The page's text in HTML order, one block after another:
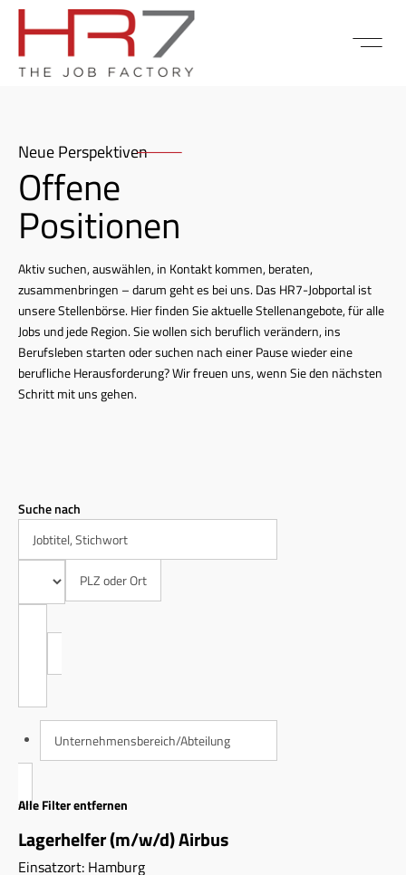
Neue Perspektiven
Offene
Positionen
Aktiv suchen, auswählen, in Kontakt kommen, beraten,
zusammenbringen – darum geht es bei uns. Das HR7-Jobportal ist
unsere Stellenbörse. Hier finden Sie aktuelle Stellenangebote, für alle
Jobs und jede Region. Sie wollen sich beruflich verändern, ins
Berufsleben starten oder suchen nach einer Pause wieder eine
berufliche Herausforderung? Wir freuen uns, wenn Sie den nächsten
Schritt mit uns gehen.
Suche nach
PLZ oder Ort
Alle Filter entfernen
Lagerhelfer (m/w/d) Airbus
Einsatzort: Hamburg